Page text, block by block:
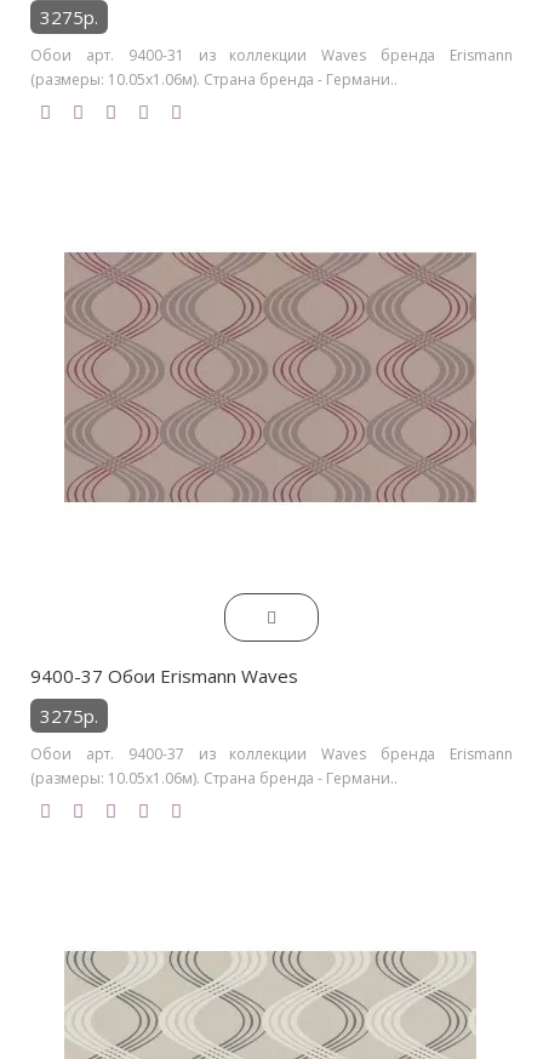
3275р.
Обои арт. 9400-31 из коллекции Waves бренда Erismann
(размеры: 10.05х1.06м). Страна бренда - Германи..
9400-37 Обои Erismann Waves
3275р.
Обои арт. 9400-37 из коллекции Waves бренда Erismann
(размеры: 10.05х1.06м). Страна бренда - Германи..